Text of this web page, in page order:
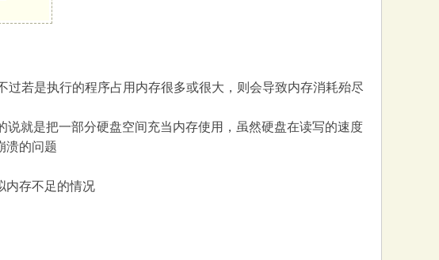
若是执行的程序占用内存很多或很大，则会导致内存消耗殆尽
就是把一部分硬盘空间充当内存使用，虽然硬盘在读写的速度
溃的问题
内存不足的情况